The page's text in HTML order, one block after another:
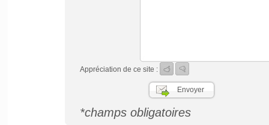
Appréciation de ce site :
*champs obligatoires